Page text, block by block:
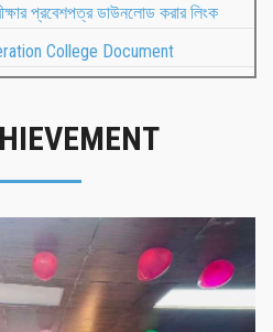
প্রবেশপত্র ডাউনলোড করার লিংক
College Document